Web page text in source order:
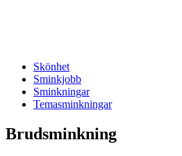
Skönhet
Sminkjobb
Sminkningar
Temasminkningar
Brudsminkning